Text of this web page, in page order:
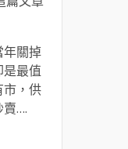
年關掉
最值
市，供
賣….